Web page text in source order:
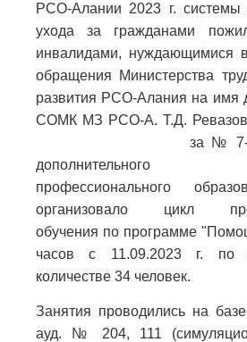
РСО-Алании 2023 г. системы
ухода за гражданами
инвалидами, нуждающимися
обращения Министерства
развития РСО-Алания на имя
СОМК МЗ РСО-А. Т.Д.
за № 7-35-65,
дополнительного
профессионального
организовало цикл
обучения по программе
часов с 11.09.2023 г. по
количестве 34 человек.
Занятия проводились на
ауд. № 204, 111